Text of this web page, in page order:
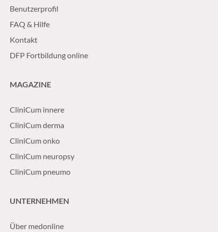
Benutzerprofil
FAQ & Hilfe
Kontakt
DFP Fortbildung online
MAGAZINE
CliniCum innere
CliniCum derma
CliniCum onko
CliniCum neuropsy
CliniCum pneumo
UNTERNEHMEN
Über medonline